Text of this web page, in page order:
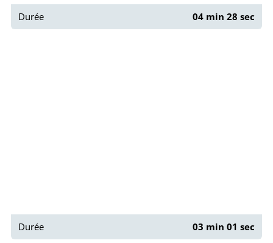
Durée 04 min 28 sec
Durée 03 min 01 sec